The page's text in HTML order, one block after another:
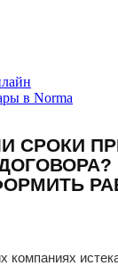
СРОКИ
компаниях